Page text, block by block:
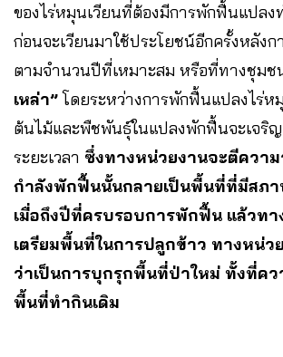
ของไร่หมุนเวียนที่ต้องมีการพักฟื้นแปลง
ก่อนจะเวียนมาใช้ประโยชน์อีกครั้งหลัง
ตามจำนวนปีที่เหมาะสม หรือที่ทางชุมช
เหล่า”โดยระหว่างการพักฟื้นแปลงไร่ห
ต้นไม้และพืชพันธุ์ในแปลงพักฟื้นจะเจริ
ระยะเวลา ซึ่งทางหน่วยงานจะตีความ
กำลังพักฟื้นนั้นกลายเป็นพื้นที่ที่มีสภ
เมื่อถึงปีที่ครบรอบการพักฟื้น แล้วทา
เตรียมพื้นที่ในการปลูกข้าว ทางหน่ว
ว่าเป็นการบุกรุกพื้นที่ป่าใหม่ ทั้งที่คว
พื้นที่ทำกินเดิม